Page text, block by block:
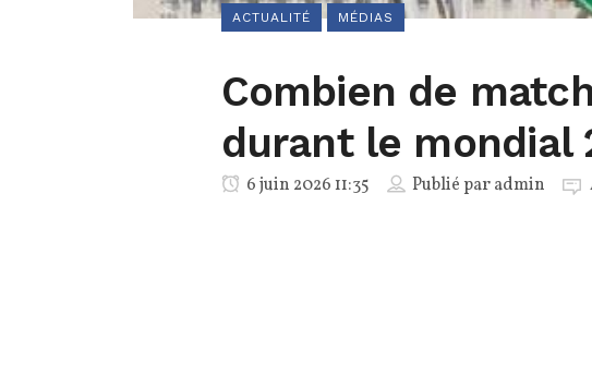
ACTUALITÉ MÉDIAS
Combien de
durant le mondial
6 juin 2026 11:35 Publié paradmin